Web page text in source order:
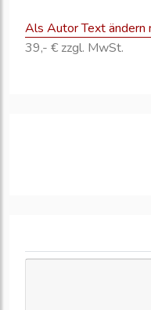
Als Autor Text ändern
39,- € zzgl. MwSt.